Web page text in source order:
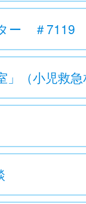
ー ＃7119
」（小児救